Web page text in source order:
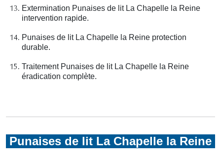
Extermination Punaises de lit La Chapelle la Reine
intervention rapide.
Punaises de lit La Chapelle la Reine protection
durable.
Traitement Punaises de lit La Chapelle la Reine
éradication complète.
Punaises de lit La Chapelle la Reine